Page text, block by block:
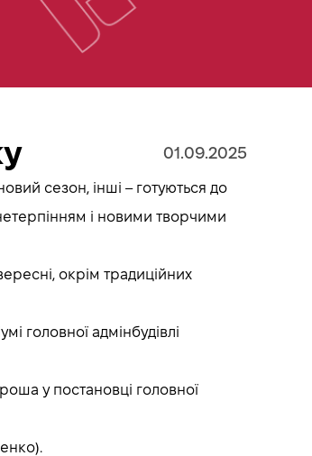
01.09.2025
сезон, інші – готуються до
і новими творчими
окрім традиційних
головної адмінбудівлі
у постановці головної